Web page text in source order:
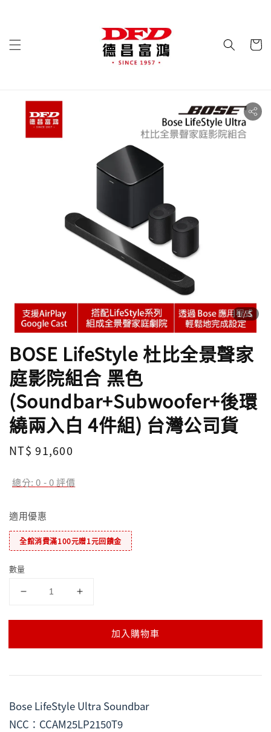
1/5
BOSE LifeStyle 杜比全景聲家
庭影院組合 黑色
(Soundbar+Subwoofer+後環
繞兩入白 4件組) 台灣公司貨
Regular
NT$ 91,600
總分:0 -0評價
適用優惠
全館消費滿100元贈1元回饋金
數量
加入購物車
Bose LifeStyle Ultra Soundbar
NCC：CCAM25LP2150T9